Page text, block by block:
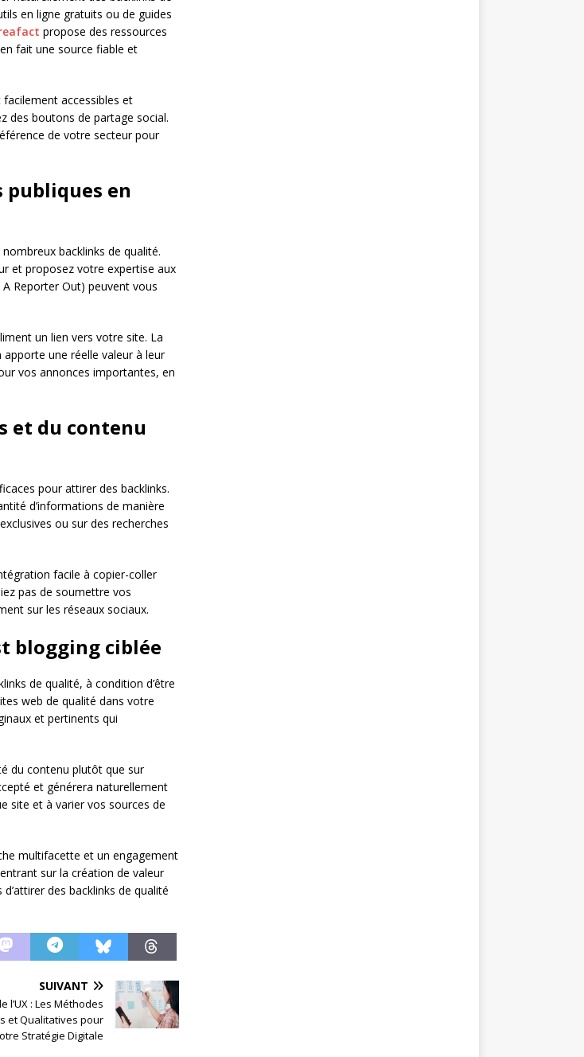
en ligne gratuits ou de guides
propose des ressources
fait une source fiable et
facilement accessibles et
des boutons de partage social.
de votre secteur pour
en
backlinks de qualité.
et proposez votre expertise aux
A Reporter Out) peuvent vous
un lien vers votre site. La
une réelle valeur à leur
vos annonces importantes, en
et du contenu
pour attirer des backlinks.
d’informations de manière
ou sur des recherches
facile à copier-coller
pas de soumettre vos
sur les réseaux sociaux.
blogging ciblée
de qualité, à condition d’être
web de qualité dans votre
et pertinents qui
du contenu plutôt que sur
et générera naturellement
site et à varier vos sources de
multifacette et un engagement
sur la création de valeur
des backlinks de qualité
SUIVANT
l’UX : Les Méthodes
et Qualitatives pour
Stratégie Digitale